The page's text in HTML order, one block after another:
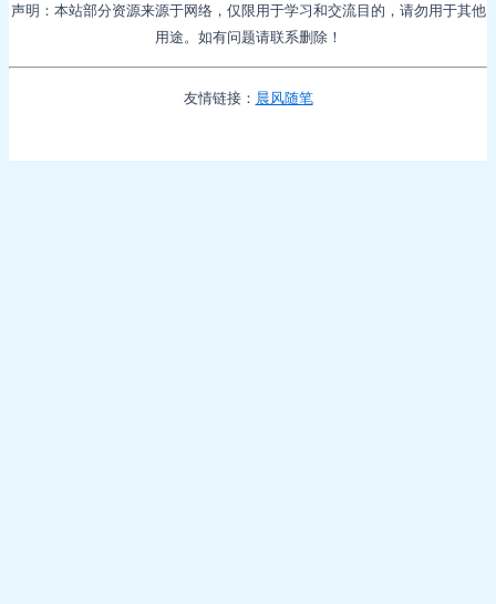
声明：本站部分资源来源于网络，仅限用于学习和交流目的，请勿用于其他
用途。如有问题请联系删除！
友情链接： 晨风随笔